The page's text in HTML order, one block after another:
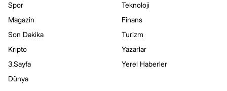
Spor
Magazin
Son Dakika
Kripto
3.Sayfa
Dünya
Teknoloji
Finans
Turizm
Yazarlar
Yerel Haberler